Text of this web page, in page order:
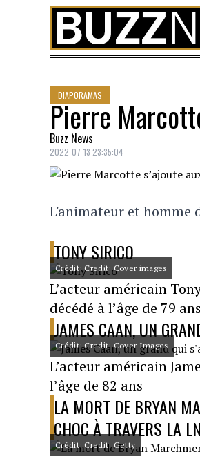
Skip to content
DIAPORAMAS
Pierre
Buzz News
2022-07-13 23:35:04
L'animateur et homme
TONY SIRICO
Crédit: Credit: Cover images
L’acteur américain
décédé à l’âge de 79
JAMES CAAN, UN
Crédit: Credit: Cover Images
L’acteur américain
l’âge de 82 ans
LA MORT DE BRYAN
CHOC À TRAVERS LA
Crédit: Credit: Getty